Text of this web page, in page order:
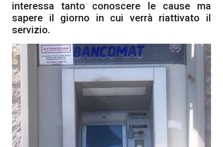
interessa tanto conoscere le cause ma
sapere il giorno in cui verrà riattivato il
servizio.